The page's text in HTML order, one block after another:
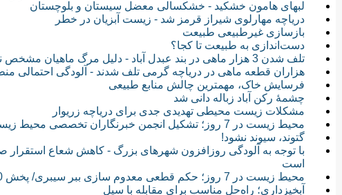
لبهای هامون خشکید - خشکسالی معضل سیستان و بلوچستان
دریاچه مهارلوی شیراز قرمز شد - زیست آبزیان در خطر
بازسازی غیرطبیعی طبیعت
دست‌اندازی به طبیعت تا کجا؟
تلف شدن 3 هزار ماهی در بند عبدل آباد - دلیل مرگ ماهیان مشخص نیست
هزاران قطعه ماهی در دریاچه گرمی تلف شدند - آلودگی احتمالی
فرسایش خاک، مهمترین چالش منابع طبیعی
چشمۀ رکن آباد زباله دانی شد
مشکلات زیست محیطی تهدیدی جدی برای دریاچه زریوار
محیط زیست در 7 روز؛ تشکیل انجمن خبرنگاران تخصصی محیط زیست/ انتقاد از ساخت سمفونی کارون
گتوند، سیوند نشود!
با توجه به آلودگی روزافزون شهرهای بزرگ - کاهش شعاع استقرار
است
محیط زیست در 7 روز؛ حکم قطعی معدوم سازی ببر سیبری/ پخش 90 محیط زیستی بزودی از سیما
آبخیزداری؛ راه‌حل مناسب برای مقابله با سیل